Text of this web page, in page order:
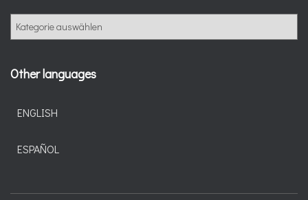
g
Other languages
ENGLISH
ESPAÑOL